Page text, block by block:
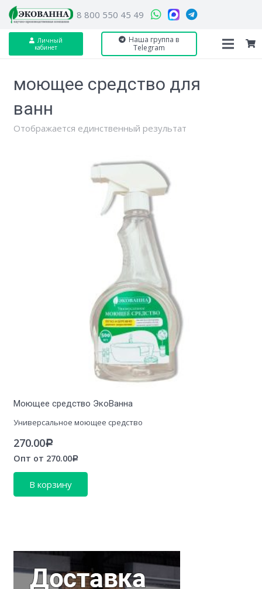
8 800 550 45 49
Личный
кабинет
Наша группа в
Telegram
моющее средство для
ванн
Отображается единственный результат
Моющее средство ЭкоВанна
Универсальное моющее средство
270.00Р
Опт от 270.00Р
В корзину